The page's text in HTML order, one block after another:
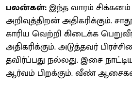
பலன்கள்:இந்த வாரம்
அறிவுத்திறன் அதிகரிக்கும்.
காரிய வெற்றி கிடைக்க
அதிகரிக்கும். அடுத்தவர்
தவிர்ப்பது நல்லது. இசை
ஆர்வம் பிறக்கும். வீண்